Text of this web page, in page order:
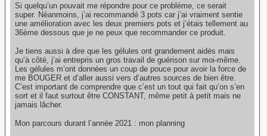
Si quelqu’un pouvait me répondre pour ce problème, ce serait
super. Néanmoins, j’ai recommandé 3 pots car j’ai vraiment sentie
une amélioration avec les deux premiers pots et j’étais tellement au
36ème dessous que je ne peux que recommander ce produit.
Je tiens aussi à dire que les gélules ont grandement aidés mais
qu’à côté, j’ai entrepris un gros travail de guérison sur moi-même.
Les gélules m’ont données un coup de pouce pour avoir la force de
me BOUGER et d’aller aussi vers d’autres sources de bien être.
C’est important de comprendre que c’est un tout qui fait qu’on s’en
sort et il faut surtout être CONSTANT, même petit à petit mais ne
jamais lâcher.
Mon parcours durant l’année 2021 : mon planning